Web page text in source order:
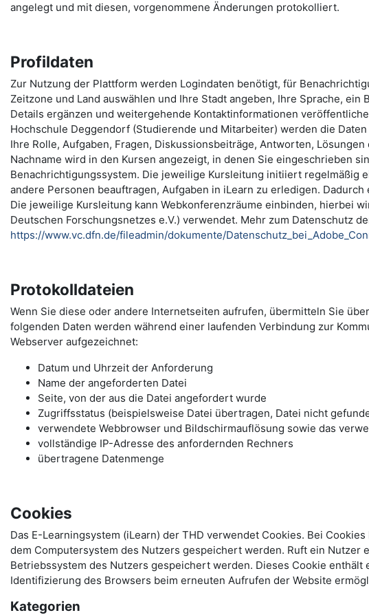
angelegt und mit diesen, vorgenommene Änderungen protokolliert.
Profildaten
Zur Nutzung der Plattform werden Logindaten benötigt, für
Zeitzone und Land auswählen und Ihre Stadt angeben, Ihre Sprache,
Details ergänzen und weitergehende Kontaktinformationen
Hochschule Deggendorf (Studierende und Mitarbeiter) werden die
Ihre Rolle, Aufgaben, Fragen, Diskussionsbeiträge, Antworten,
Nachname wird in den Kursen angezeigt, in denen Sie eingeschrieben
Benachrichtigungssystem. Die jeweilige Kursleitung initiiert regelmäßig
andere Personen beauftragen, Aufgaben in iLearn zu erledigen.
Die jeweilige Kursleitung kann Webkonferenzräume einbinden, hierbei
Deutschen Forschungsnetzes e.V.) verwendet. Mehr zum Datenschutz
https://www.vc.dfn.de/fileadmin/dokumente/
Protokolldateien
Wenn Sie diese oder andere Internetseiten aufrufen, übermitteln Sie
folgenden Daten werden während einer laufenden Verbindung zur
Webserver aufgezeichnet:
Datum und Uhrzeit der Anforderung
Name der angeforderten Datei
Seite, von der aus die Datei angefordert wurde
Zugriffsstatus (beispielsweise Datei übertragen, Datei nicht
verwendete Webbrowser und Bildschirmauflösung sowie das
vollständige IP-Adresse des anfordernden Rechners
übertragene Datenmenge
Cookies
Das E-Learningsystem (iLearn) der THD verwendet Cookies. Bei
dem Computersystem des Nutzers gespeichert werden. Ruft ein Nutzer
Betriebssystem des Nutzers gespeichert werden. Dieses Cookie
Identifizierung des Browsers beim erneuten Aufrufen der Website
Kategorien